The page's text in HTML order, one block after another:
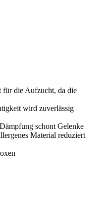
für die Aufzucht, da die
wird zuverlässig
schont Gelenke
Material reduziert